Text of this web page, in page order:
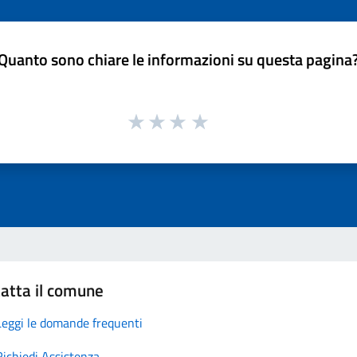
sono chiare le informazioni su questa
il comune
le domande frequenti